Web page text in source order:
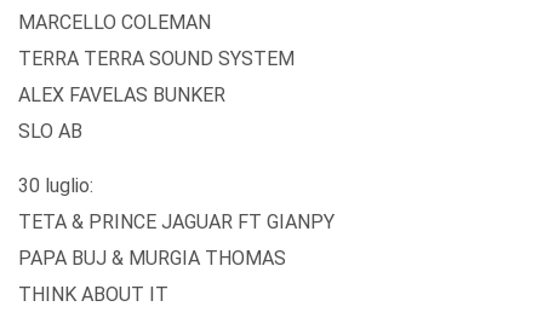
MARCELLO COLEMAN
TERRA TERRA SOUND SYSTEM
ALEX FAVELAS BUNKER
SLO AB
30 luglio:
TETA & PRINCE JAGUAR FT GIANPY
PAPA BUJ & MURGIA THOMAS
THINK ABOUT IT